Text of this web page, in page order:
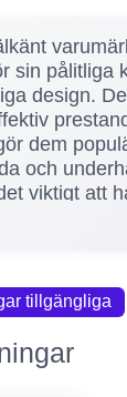
sin pålitliga
design.
dem
och
viktigt att
manual.
1 manual
AD
för din
tillgängliga